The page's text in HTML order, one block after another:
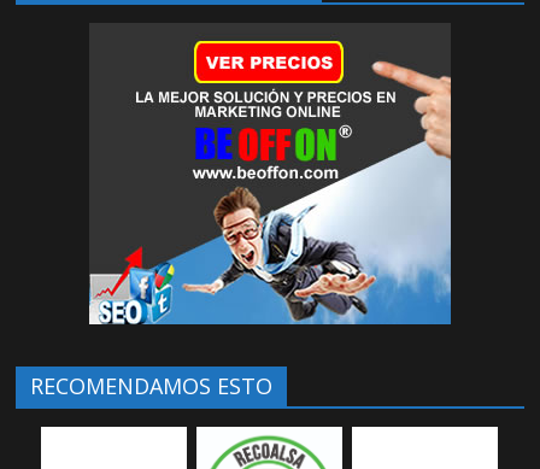
RECOMENDAMOS ESTO